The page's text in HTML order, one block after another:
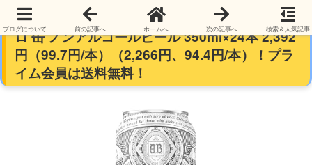
【ノンアル】バドワイザー（Budweiser） ゼ
ロ 缶 ノンアルコールビール 350ml×24本 2,392
円（99.7円/本）（2,266円、94.4円/本）！プラ
イム会員は送料無料！
ブログについて 前の記事へ ホームへ 次の記事へ 検索＆人気記事